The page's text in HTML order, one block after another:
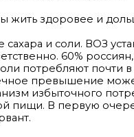
жить здоровее и
и соли. ВОЗ
60%
потребляют почти в
превышение
избыточного
пищи. В первую